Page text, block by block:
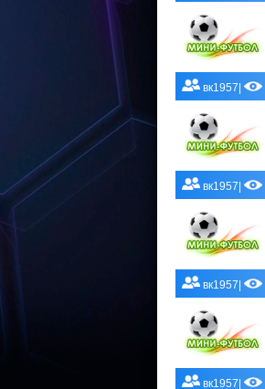
вк1957|
вк1957|
вк1957|
вк1957|